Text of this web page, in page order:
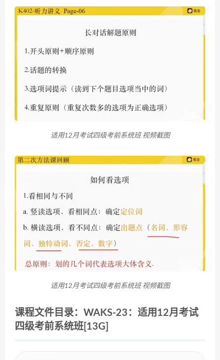
适用12月考试四级考前系统班 视频截图
适用12月考试四级考前系统班 视频截图
课程文件目录：WAKS-23：适用12月考试
四级考前系统班[13G]